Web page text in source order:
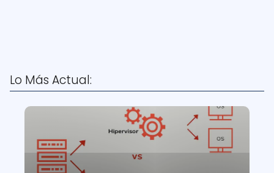
Lo Más Actual: